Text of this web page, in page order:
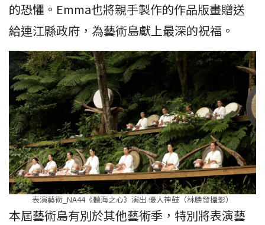
的恐懼。Emma也將親手製作的作品版畫贈送
給連江縣政府，為藝術島獻上最深的祝福。
表演藝術_NA44《聽海之心》演出 優人神鼓（林勝發攝影）
本屆藝術島有別於其他藝術季，特別將表演藝